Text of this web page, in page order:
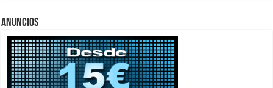
Anuncios